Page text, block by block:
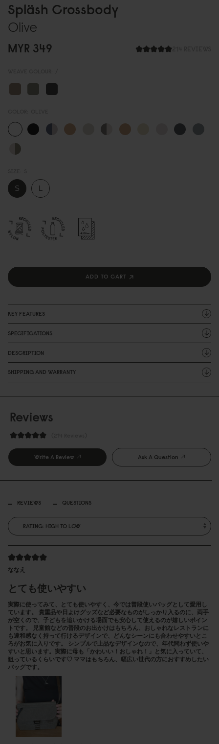
Spläsh Crossbody
Olive
MYR 349
ADD TO CART
KEY FEATURES
SPECIFICATIONS
DESCRIPTION
SHIPPING AND WARRANTY
Reviews
Write A Review Ask A Question
REVIEWS QUESTIONS
ななえ
とても使いやすい
実際に使ってみて、とても使いやすく、今では普段使いバッグとして愛用し
ています。 貴重品や日よけグッズなど必要なものがしっかり入るのに、両手
が空くので、子どもを追いかける場面でも安心して使えるのが嬉しいポイン
トです。 児童館などの普段のお出かけはもちろん、おしゃれなレストランに
も違和感なく持って行けるデザインで、どんなシーンにも合わせやすいとこ
ろがお気に入りです。 シンプルで上品なデザインなので、年代問わず使いや
すいと思います。実際に母も「かわいい！おしゃれ！」と気に入っていて、
狙っているくらいです♡ ママはもちろん、幅広い世代の方におすすめしたい
バッグです。